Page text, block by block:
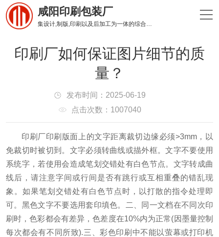
咸阳印刷包装厂
集设计,制版,印刷以及后加工为一体的综合性印刷企业
印刷厂如何保证图片细节的质
量？
发布时间：2025-06-19
点击次数：1007040
印刷厂印刷版面上的文字距离裁切边缘必须>3mm，以
免裁切时被切到。 文字必须转曲线或描外框。文字不要使用
系统字，若使用会造成笔划交错处有白色节点。 文字转成曲
线后，请注意字间或行间是否有跳行或互相重叠的错乱现
象。 如果笔划交错处有白色节点时，以打散的指令处理即
可。 黑色文字不要选用套印填色。
二、同一文档在不同次印
刷时，色彩都会有差异，色差度在10%内为正常(因墨量控制
每次都会有不同所致).三、彩色印刷中不能以萤幕或打印机